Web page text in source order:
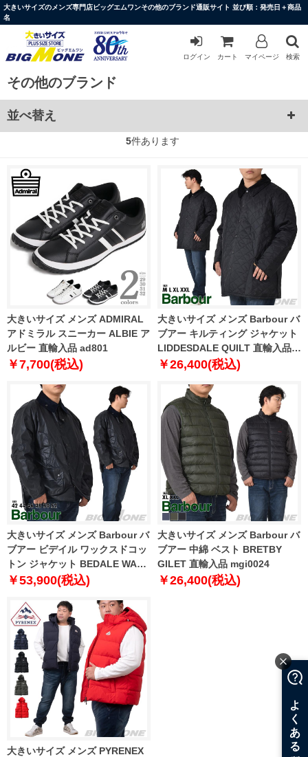
大きいサイズのメンズ専門店ビッグエムワンその他のブランド通販サイト 並び順：発売日＋商品
名
ログイン カート マイページ 検索
その他のブランド
並べ替え
5件あります
大きいサイズ メンズ ADMIRAL
アドミラル スニーカー ALBIE ア
ルビー 直輸入品 ad801
￥7,700(税込)
大きいサイズ メンズ Barbour バ
ブアー キルティング ジャケット
LIDDESDALE QUILT 直輸入品
mqu0001
￥26,400(税込)
大きいサイズ メンズ Barbour バ
ブアー ビデイル ワックスドコッ
トン ジャケット BEDALE WAX
JACKET 直輸入品 mwx0018
￥53,900(税込)
大きいサイズ メンズ Barbour バ
ブアー 中綿 ベスト BRETBY
GILET 直輸入品 mgi0024
￥26,400(税込)
大きいサイズ メンズ PYRENEX